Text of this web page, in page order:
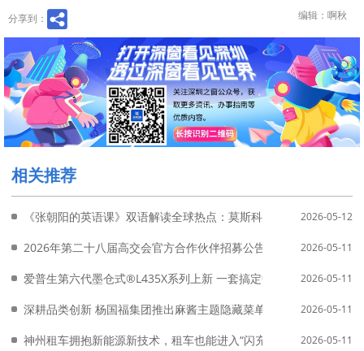
分享到： 编辑：啊秋
相关推荐
《张朝阳的英语课》双语解读全球热点：莫斯科阅兵、汉坦病毒
2026-05-12
2026年第二十八届高交会官方合作伙伴招募公告 2026-05-11
爱普生第六代墨仓式®️L435X系列上新 一套搞定中学高频彩印需求！
2026-05-11
深耕品类创新 杨国福集团推出麻酱主题隐藏菜单 2026-05-11
神州租车拥抱新能源新技术，租车也能进入“闪充时代” 2026-05-11